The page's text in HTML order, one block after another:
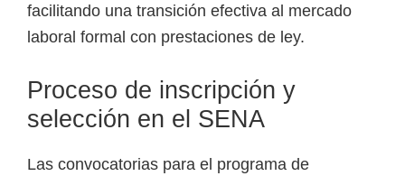
facilitando una transición efectiva al mercado
laboral formal con prestaciones de ley.
Proceso de inscripción y
selección en el SENA
Las convocatorias para el programa de